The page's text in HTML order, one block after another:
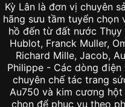
Kỳ Lân là đơn vị chuyên
hãng sưu tầm tuyển
hồ đến từ đất nước
Hublot, Franck Muller,
Richard Mille, Jacob,
Philippe - Các dòng
chuyên chế tác trang
Au750 và kim cương
chọn để phục vụ theo